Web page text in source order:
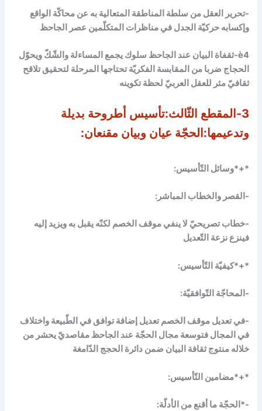
-تحرير العقل من سلطة المناطقة المتعالية به عن محاكّة الواقع
وإكسابه حركيّة الجدل في مناظرات المتكلّمين عصر الجاحظ
è4-ثقفاة البيان عند الجاحظ سلوك يجمع المساءلة والشّكّ ويحوّل
الحجاج ضربا من المقابسة الفكريّة تحتاجها المرحلة لتحقيق تلاقح
ثقافيّ مثر للعقل العربيّ لحظة تكوينه
3-المقطع الثّالث:تأسيس أطروحة بديلة
وتدعيمها:الحجّة عيان وبيان مقنعان:
*+*وسائل التّأسيس:
-القصر والخطاب المباشر:
-خطاب تصريحيّ لا ينفي موقف الخصم لكنّه يقبل به ويزيد إليه
فينزع نزعة التّعديل
*+*كيفيّة التّأسيس:
-المحاجّة التّوافقيّة:
-في تعديل موقف الخصم تعديل إضافة توافق في الطّبيعة واختلاف
في المجال فتوسعة مجال الحجّة عند الجاحظ مقاصديّ يحشر من
خلاله منتوج ثقافة البيان ضمن دائرة الحجج الدّامغة
*+*مضامين التّأسيس:
-*الحجّة ما أقنع من الأدلّة: